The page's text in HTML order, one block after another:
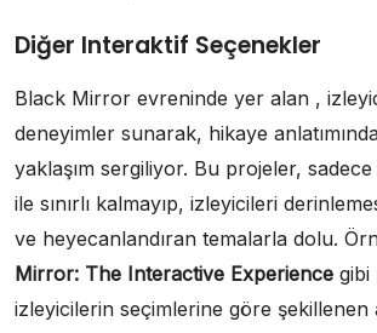
Diğer Interaktif Seçenekler
Black Mirror evreninde yer alan ,
deneyimler sunarak, hikaye
yaklaşım sergiliyor. Bu projeler,
ile sınırlı kalmayıp, izleyicileri
ve heyecanlandıran temalarla dolu.
Mirror: The Interactive Experience gibi
izleyicilerin seçimlerine göre şekillenen